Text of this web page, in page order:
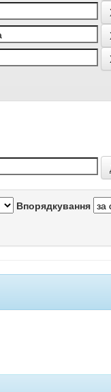
Впорядкування